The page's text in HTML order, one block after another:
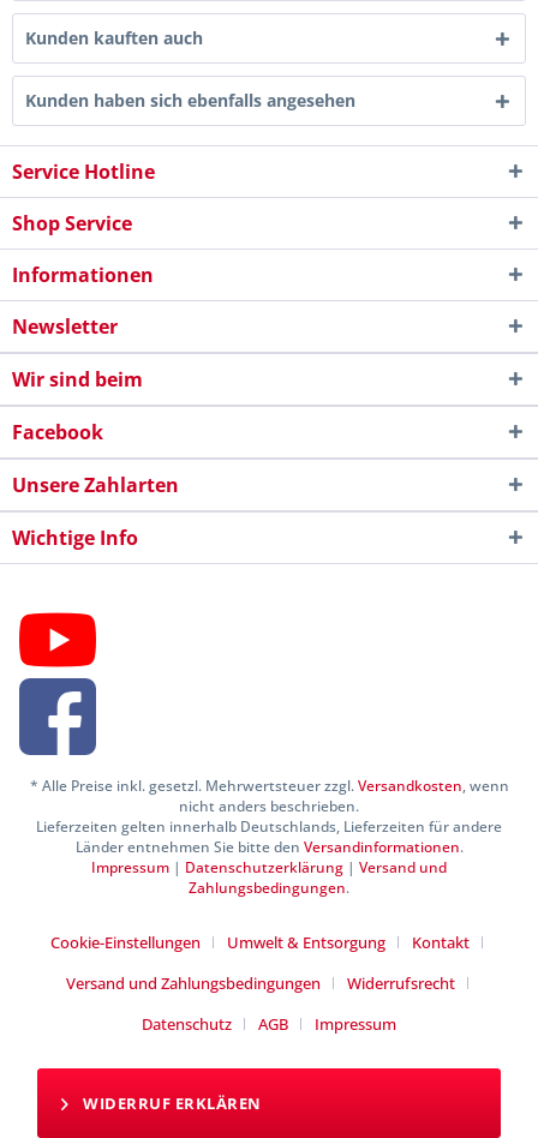
Kunden kauften auch
Kunden haben sich ebenfalls angesehen
Service Hotline
Shop Service
Informationen
Newsletter
Wir sind beim
Facebook
Unsere Zahlarten
Wichtige Info
* Alle Preise inkl. gesetzl. Mehrwertsteuer zzgl.Versandkosten, wenn
nicht anders beschrieben.
Lieferzeiten gelten innerhalb Deutschlands, Lieferzeiten für andere
Länder entnehmen Sie bitte den Versandinformationen.
Impressum | Datenschutzerklärung | Versand und
Zahlungsbedingungen.
Cookie-Einstellungen Umwelt & Entsorgung
Kontakt
Versand und Zahlungsbedingungen
Widerrufsrecht
Datenschutz
AGB Impressum
WIDERRUF ERKLÄREN